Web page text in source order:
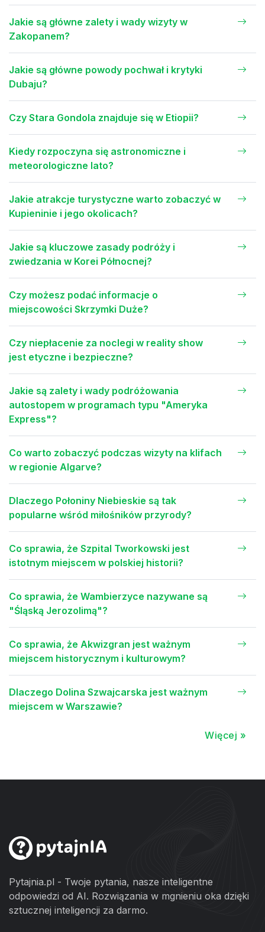
Jakie są główne zalety i wady wizyty w
Zakopanem?
Jakie są główne powody pochwał i krytyki
Dubaju?
Czy Stara Gondola znajduje się w Etiopii?
Kiedy rozpoczyna się astronomiczne i
meteorologiczne lato?
Jakie atrakcje turystyczne warto zobaczyć w
Kupieninie i jego okolicach?
Jakie są kluczowe zasady podróży i
zwiedzania w Korei Północnej?
Czy możesz podać informacje o
miejscowości Skrzymki Duże?
Czy niepłacenie za noclegi w reality show
jest etyczne i bezpieczne?
Jakie są zalety i wady podróżowania
autostopem w programach typu "Ameryka
Express"?
Co warto zobaczyć podczas wizyty na klifach
w regionie Algarve?
Dlaczego Połoniny Niebieskie są tak
popularne wśród miłośników przyrody?
Co sprawia, że Szpital Tworkowski jest
istotnym miejscem w polskiej historii?
Co sprawia, że Wambierzyce nazywane są
"Śląską Jerozolimą"?
Co sprawia, że Akwizgran jest ważnym
miejscem historycznym i kulturowym?
Dlaczego Dolina Szwajcarska jest ważnym
miejscem w Warszawie?
Więcej »
Pytajnia.pl - Twoje pytania, nasze inteligentne
odpowiedzi od AI. Rozwiązania w mgnieniu oka dzięki
sztucznej inteligencji za darmo.